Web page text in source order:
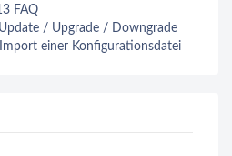
FAQ
/ Upgrade / Downgrade
einer Konfigurationsdatei